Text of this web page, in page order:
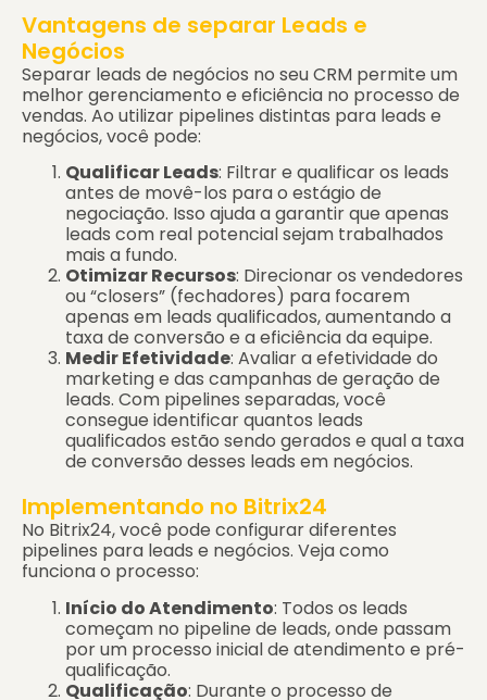
Vantagens de separar Leads e
Negócios
Separar leads de negócios no seu CRM permite um
melhor gerenciamento e eficiência no processo de
vendas. Ao utilizar pipelines distintas para leads e
negócios, você pode:
Qualificar Leads: Filtrar e qualificar os leads
antes de movê-los para o estágio de
negociação. Isso ajuda a garantir que apenas
leads com real potencial sejam trabalhados
mais a fundo.
Otimizar Recursos: Direcionar os vendedores
ou “closers” (fechadores) para focarem
apenas em leads qualificados, aumentando a
taxa de conversão e a eficiência da equipe.
Medir Efetividade: Avaliar a efetividade do
marketing e das campanhas de geração de
leads. Com pipelines separadas, você
consegue identificar quantos leads
qualificados estão sendo gerados e qual a taxa
de conversão desses leads em negócios.
Implementando no Bitrix24
No Bitrix24, você pode configurar diferentes
pipelines para leads e negócios. Veja como
funciona o processo:
Início do Atendimento: Todos os leads
começam no pipeline de leads, onde passam
por um processo inicial de atendimento e pré-
qualificação.
Qualificação: Durante o processo de